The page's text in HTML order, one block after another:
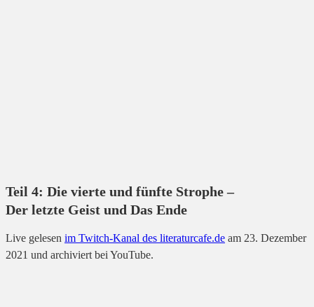
Teil 4: Die vierte und fünfte Strophe –
Der letzte Geist und Das Ende
Live gelesen im Twitch-Kanal des literaturcafe.de am 23. Dezember
2021 und archiviert bei YouTube.